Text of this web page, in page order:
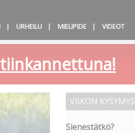
URHEILU MIELIPIDE VIDEOT
VIIKON KYSYMYS
Sienestätkö?